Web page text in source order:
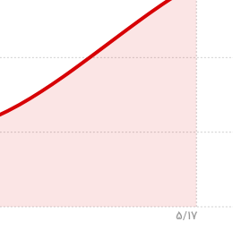
5/17